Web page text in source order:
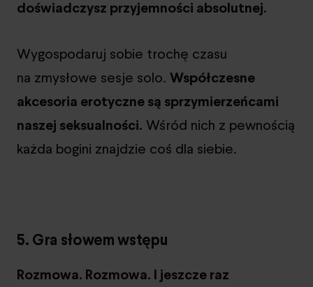
doświadczysz przyjemności absolutnej.
Wygospodaruj sobie trochę czasu
na zmysłowe sesje solo. Współczesne
akcesoria erotyczne są sprzymierzeńcami
naszej seksualności. Wśród nich z pewnością
każda bogini znajdzie coś dla siebie.
5. Gra słowem wstępu
Rozmowa. Rozmowa. I jeszcze raz